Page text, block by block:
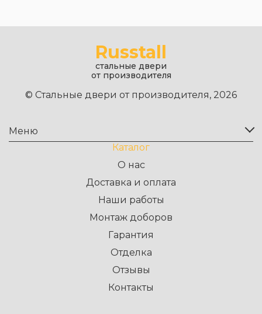
Russtall
стальные двери
от производителя
© Стальные двери от производителя, 2026
Меню
Каталог
О нас
Доставка и оплата
Наши работы
Монтаж доборов
Гарантия
Отделка
Отзывы
Контакты